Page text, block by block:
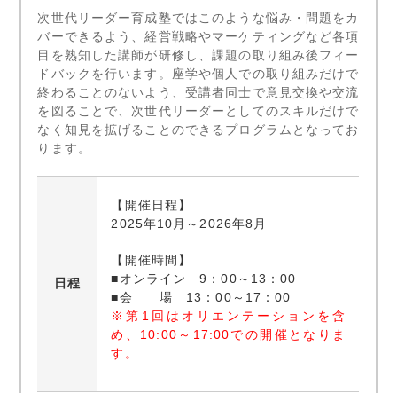
次世代リーダー育成塾ではこのような悩み・問題をカ
バーできるよう、経営戦略やマーケティングなど各項
目を熟知した講師が研修し、課題の取り組み後フィー
ドバックを行います。座学や個人での取り組みだけで
終わることのないよう、受講者同士で意見交換や交流
を図ることで、次世代リーダーとしてのスキルだけで
なく知見を拡げることのできるプログラムとなってお
ります。
日程
【開催日程】
2025年10月～2026年8月
【開催時間】
■オンライン 9：00～13：00
■会 場 13：00～17：00
※第1回はオリエンテーションを含
め、10:00～17:00での開催となりま
す。